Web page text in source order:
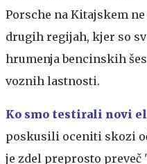
Porsche na Kitajskem
drugih regijah, kjer so
hrumenja bencinskih
voznih lastnosti.
Ko smo testirali novi
poskusili oceniti skozi
je zdel preprosto